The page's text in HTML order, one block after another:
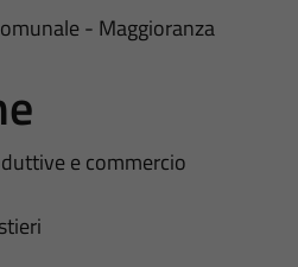
- Maggioranza
e commercio